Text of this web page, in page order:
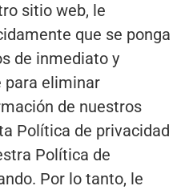
sitio web, le
que se ponga
de inmediato y
para eliminar
de nuestros
Política de privacidad
Política de
Por lo tanto, le